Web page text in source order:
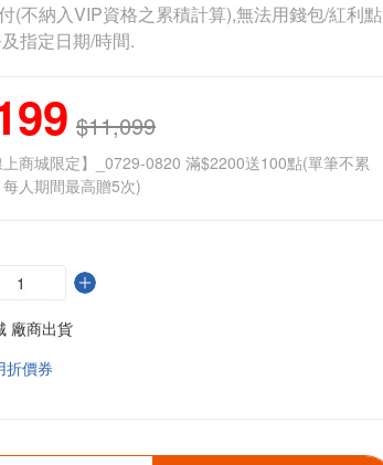
(不納入VIP資格之累積計算),無法用錢包/紅利點
指定日期/時間.
$11,099
上商城限定】_0729-0820 滿$2200送100點(單筆不累
每人期間最高贈5次)
廠商出貨
折價券